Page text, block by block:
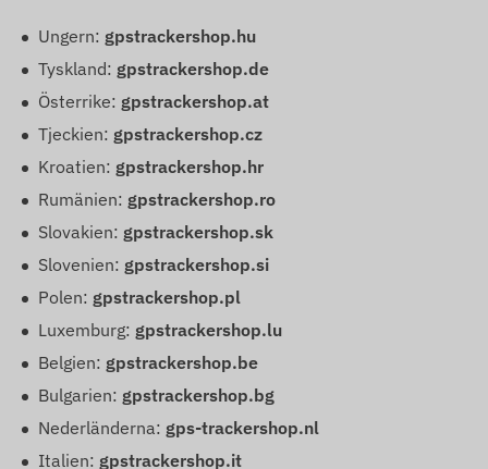
Ungern: gpstrackershop.hu
Tyskland: gpstrackershop.de
Österrike: gpstrackershop.at
Tjeckien: gpstrackershop.cz
Kroatien: gpstrackershop.hr
Rumänien: gpstrackershop.ro
Slovakien: gpstrackershop.sk
Slovenien: gpstrackershop.si
Polen: gpstrackershop.pl
Luxemburg: gpstrackershop.lu
Belgien: gpstrackershop.be
Bulgarien: gpstrackershop.bg
Nederländerna: gps-trackershop.nl
Italien: gpstrackershop.it